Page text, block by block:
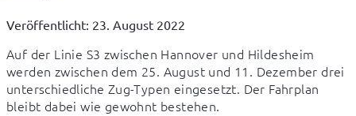
Veröffentlicht: 23. August 2022
Auf der Linie S3 zwischen Hannover und Hildesheim
werden zwischen dem 25. August und 11. Dezember drei
unterschiedliche Zug-Typen eingesetzt. Der Fahrplan
bleibt dabei wie gewohnt bestehen.